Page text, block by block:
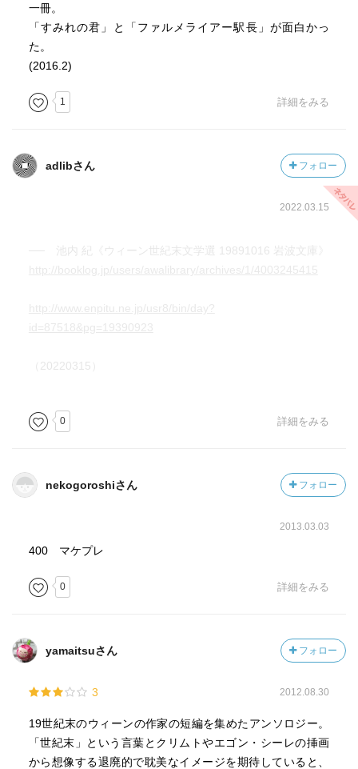
一冊。
「すみれの君」と「ファルメライアー駅長」が面白かっ
た。
(2016.2)
1 詳細をみる
adlibさん フォロー
2022.03.15
── 池内 紀《ウィーン世紀末文学選 19891016 岩波文庫》
（20220315）
0 詳細をみる
nekogoroshiさん フォロー
2013.03.03
400 マケプレ
0 詳細をみる
yamaitsuさん フォロー
3 2012.08.30
19世紀末のウィーンの作家の短編を集めたアンソロジー。
「世紀末」という言葉とクリムトやエゴン・シーレの挿画
から想像する退廃的で耽美なイメージを期待していると、